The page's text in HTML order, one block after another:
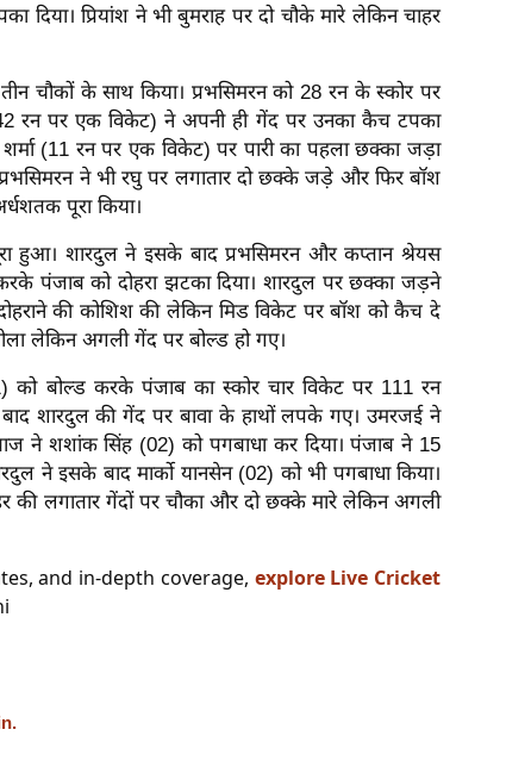
प्रियांश ने भी बुमराह पर दो चौके मारे लेकिन चाहर
चौकों के साथ किया। प्रभसिमरन को 28 रन के स्कोर पर
रन पर एक विकेट) ने अपनी ही गेंद पर उनका कैच टपका
(11 रन पर एक विकेट) पर पारी का पहला छक्का जड़ा
ने भी रघु पर लगातार दो छक्के जड़े और फिर बॉश
पूरा किया।
शारदुल ने इसके बाद प्रभसिमरन और कप्तान श्रेयस
पंजाब को दोहरा झटका दिया। शारदुल पर छक्का जड़ने
की कोशिश की लेकिन मिड विकेट पर बॉश को कैच दे
लेकिन अगली गेंद पर बोल्ड हो गए।
को बोल्ड करके पंजाब का स्कोर चार विकेट पर 111 रन
शारदुल की गेंद पर बावा के हाथों लपके गए। उमरजई ने
ने शशांक सिंह (02) को पगबाधा कर दिया। पंजाब ने 15
ने इसके बाद मार्को यानसेन (02) को भी पगबाधा किया।
की लगातार गेंदों पर चौका और दो छक्के मारे लेकिन अगली
and in-depth coverage, explore Live Cricket